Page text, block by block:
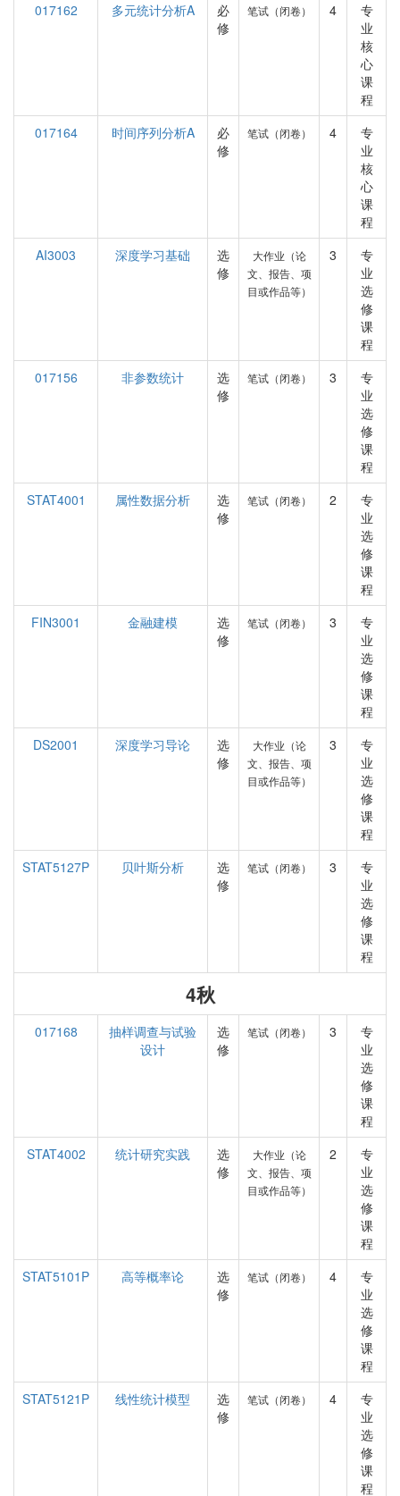
017162 多元统计分析A
必
修
笔试（闭卷） 4
专
业
核
心
课
程
017164
时间序列分析A
必
修
笔试（闭卷） 4
专
业
核
心
课
程
AI3003
深度学习基础
选
修
大作业（论
文、报告、项
目或作品等）
3
专
业
选
修
课
程
017156
非参数统计
选
修
笔试（闭卷） 3
专
业
选
修
课
程
STAT4001
属性数据分析
选
修
笔试（闭卷） 2
专
业
选
修
课
程
FIN3001
金融建模
选
修
笔试（闭卷） 3
专
业
选
修
课
程
DS2001
深度学习导论
选
修
大作业（论
文、报告、项
目或作品等）
3
专
业
选
修
课
程
STAT5127P
贝叶斯分析
选
修
笔试（闭卷） 3
专
业
选
修
课
程
4秋
017168
抽样调查与试验
设计
选
修
笔试（闭卷） 3
专
业
选
修
课
程
STAT4002
统计研究实践
选
修
大作业（论
文、报告、项
目或作品等）
2
专
业
选
修
课
程
STAT5101P
高等概率论
选
修
笔试（闭卷） 4
专
业
选
修
课
程
STAT5121P
线性统计模型
选
修
笔试（闭卷） 4
专
业
选
修
课
程